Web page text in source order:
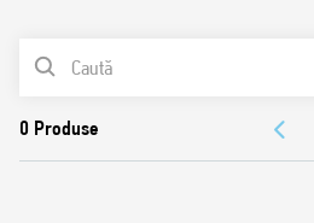
0 Produse